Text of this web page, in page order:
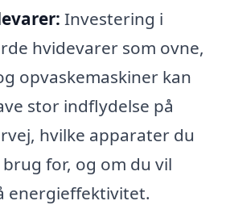
Investering i
hvidevarer som ovne,
opvaskemaskiner kan
stor indflydelse på
hvilke apparater du
for, og om du vil
energieffektivitet.